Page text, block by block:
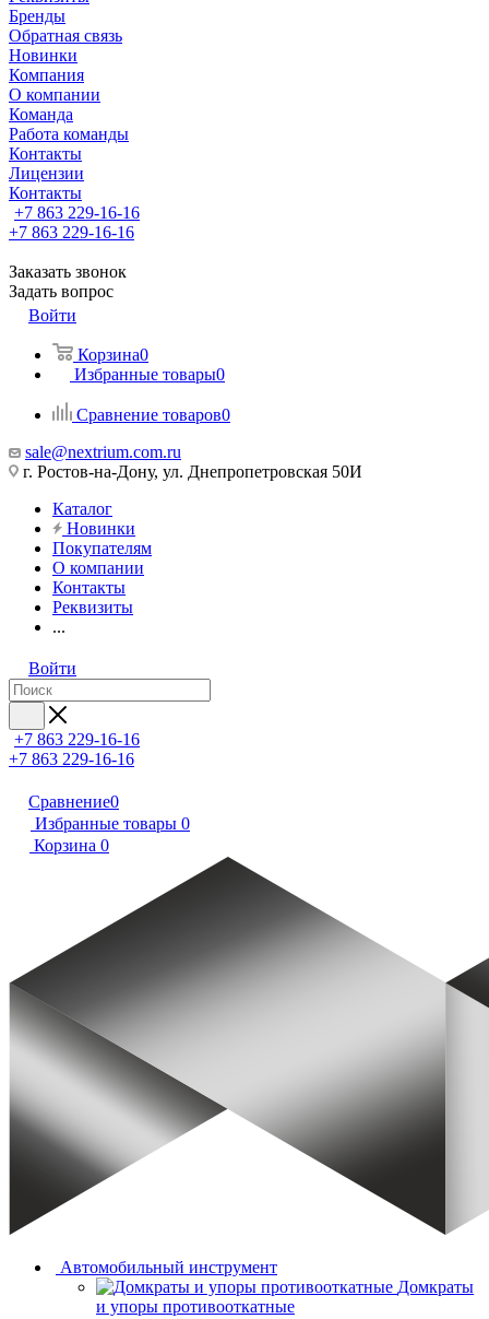
Бренды
Обратная связь
Новинки
Компания
О компании
Команда
Работа команды
Контакты
Лицензии
Контакты
+7 863 229-16-16
+7 863 229-16-16
Заказать звонок
Задать вопрос
Войти
Корзина0
Избранные товары0
Сравнение товаров0
sale@nextrium.com.ru
г. Ростов-на-Дону, ул. Днепропетровская 50И
Каталог
Новинки
Покупателям
О компании
Контакты
Реквизиты
...
Войти
+7 863 229-16-16
+7 863 229-16-16
Сравнение0
Избранные товары 0
Корзина 0
Автомобильный инструмент
Домкраты
и упоры противооткатные